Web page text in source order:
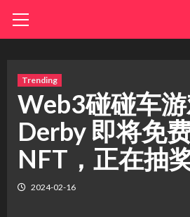
Menu
Trending
Web3碰碰车
Derby 即将免
NFT，正在抽
2024-02-16